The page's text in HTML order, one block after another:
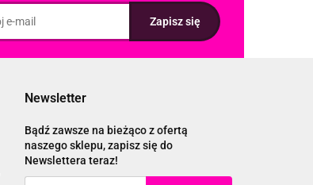
Newsletter
Bądź zawsze na bieżąco z ofertą
naszego sklepu, zapisz się do
Newslettera teraz!